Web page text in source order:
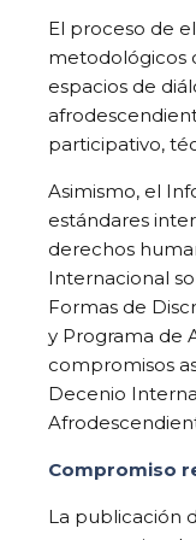
El proceso de
metodológicos
espacios de
participativo,
Asimismo, el
estándares
derechos
Internacional
Formas de
y Programa de
compromisos
Decenio
Compromiso
La publicación